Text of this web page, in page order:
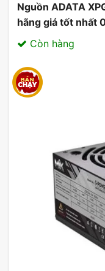
Nguồn ADATA
hãng giá tốt nhất
Còn hàng